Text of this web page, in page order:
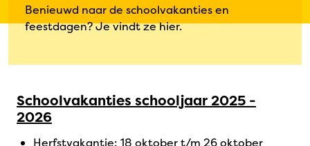
Benieuwd naar de schoolvakanties en
feestdagen? Je vindt ze hier.
Schoolvakanties schooljaar 2025 -
2026
Herfstvakantie: 18 oktober t/m 26 oktober